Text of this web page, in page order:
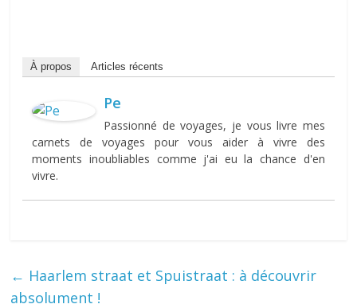
À propos Articles récents
Pe
Passionné de voyages, je vous livre mes
carnets de voyages pour vous aider à vivre des
moments inoubliables comme j'ai eu la chance d'en
vivre.
← Haarlem straat et Spuistraat : à découvrir
absolument !